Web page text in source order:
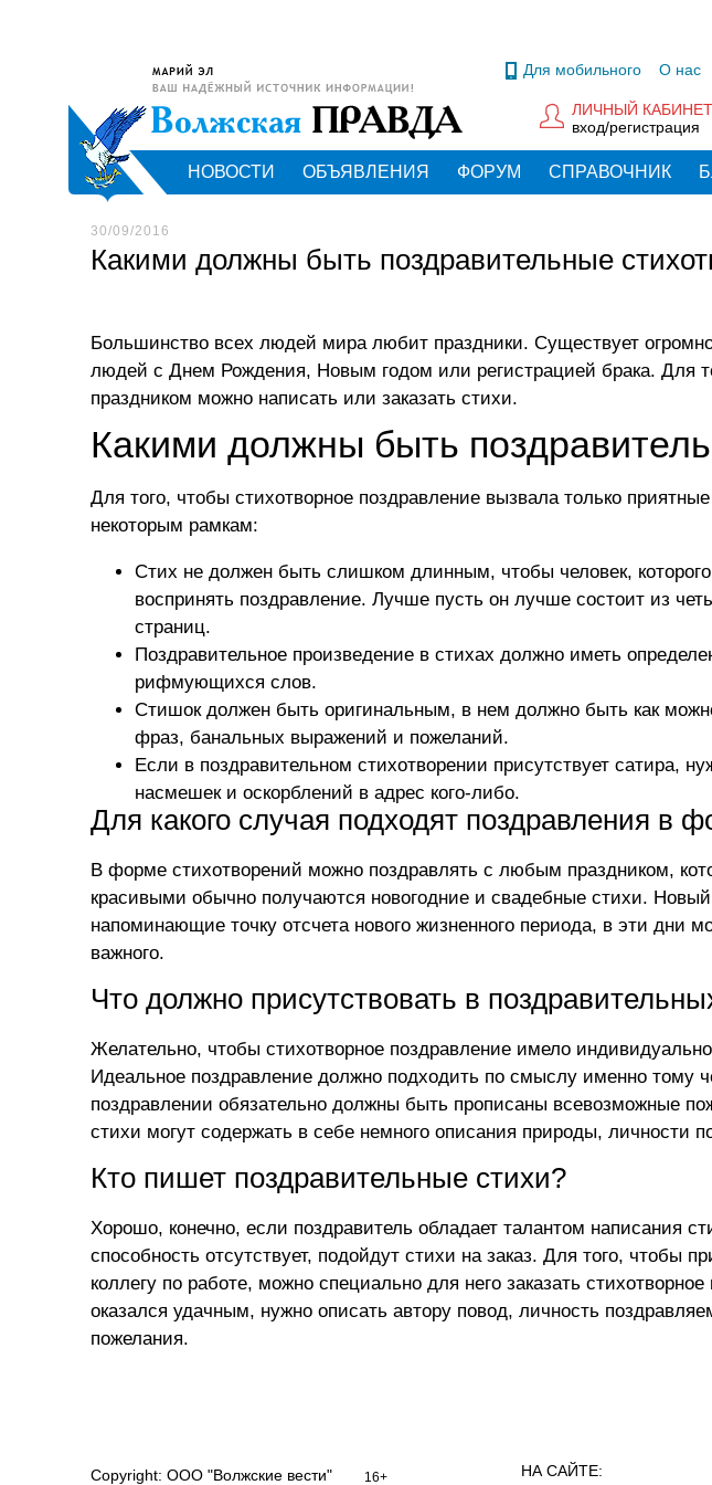
Для мобильного О нас
ЛИЧНЫЙ КАБИНЕТ
вход/регистрация
НОВОСТИ ОБЪЯВЛЕНИЯ ФОРУМ СПРАВОЧНИК
30/09/2016
Какими должны быть поздравительные
Большинство всех людей мира любит праздники. Существует
людей с Днем Рождения, Новым годом или регистрацией брака. Для
праздником можно написать или заказать стихи.
Какими должны быть
Для того, чтобы стихотворное поздравление вызвала только
некоторым рамкам:
Стих не должен быть слишком длинным, чтобы человек,
воспринять поздравление. Лучше пусть он лучше состоит из
страниц.
Поздравительное произведение в стихах должно иметь
рифмующихся слов.
Стишок должен быть оригинальным, в нем должно быть как
фраз, банальных выражений и пожеланий.
Если в поздравительном стихотворении присутствует сатира,
насмешек и оскорблений в адрес кого-либо.
Для какого случая подходят поздравления в
В форме стихотворений можно поздравлять с любым праздником,
красивыми обычно получаются новогодние и свадебные стихи.
напоминающие точку отсчета нового жизненного периода, в эти дни
важного.
Что должно присутствовать в
Желательно, чтобы стихотворное поздравление имело
Идеальное поздравление должно подходить по смыслу именно тому
поздравлении обязательно должны быть прописаны всевозможные
стихи могут содержать в себе немного описания природы, личности
Кто пишет поздравительные стихи?
Хорошо, конечно, если поздравитель обладает талантом написания
способность отсутствует, подойдут стихи на заказ. Для того, чтобы
коллегу по работе, можно специально для него заказать
оказался удачным, нужно описать автору повод, личность
пожелания.
Copyright: ООО "Волжские вести" 16+ НА САЙТЕ: